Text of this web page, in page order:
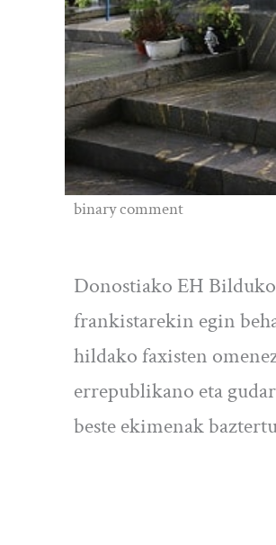
binary comment
Donostiako EH
frankistarekin egin
hildako faxisten
errepublikano eta
beste ekimenak